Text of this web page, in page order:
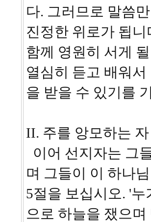
다. 그러므로 말씀
진정한 위로가 됩
함께 영원히 서게
열심히 듣고 배워
을 받을 수 있기를
II. 주를 앙모하는
이어 선지자는 그
며 그들이 이 하나
5절을 보십시오. '
으로 하늘을 쟀으